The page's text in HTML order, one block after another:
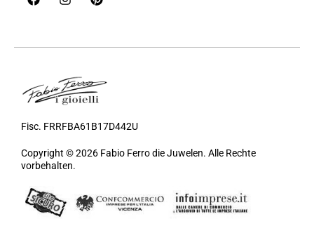
Fisc. FRRFBA61B17D442U
Copyright © 2026 Fabio Ferro die Juwelen. Alle Rechte
vorbehalten.